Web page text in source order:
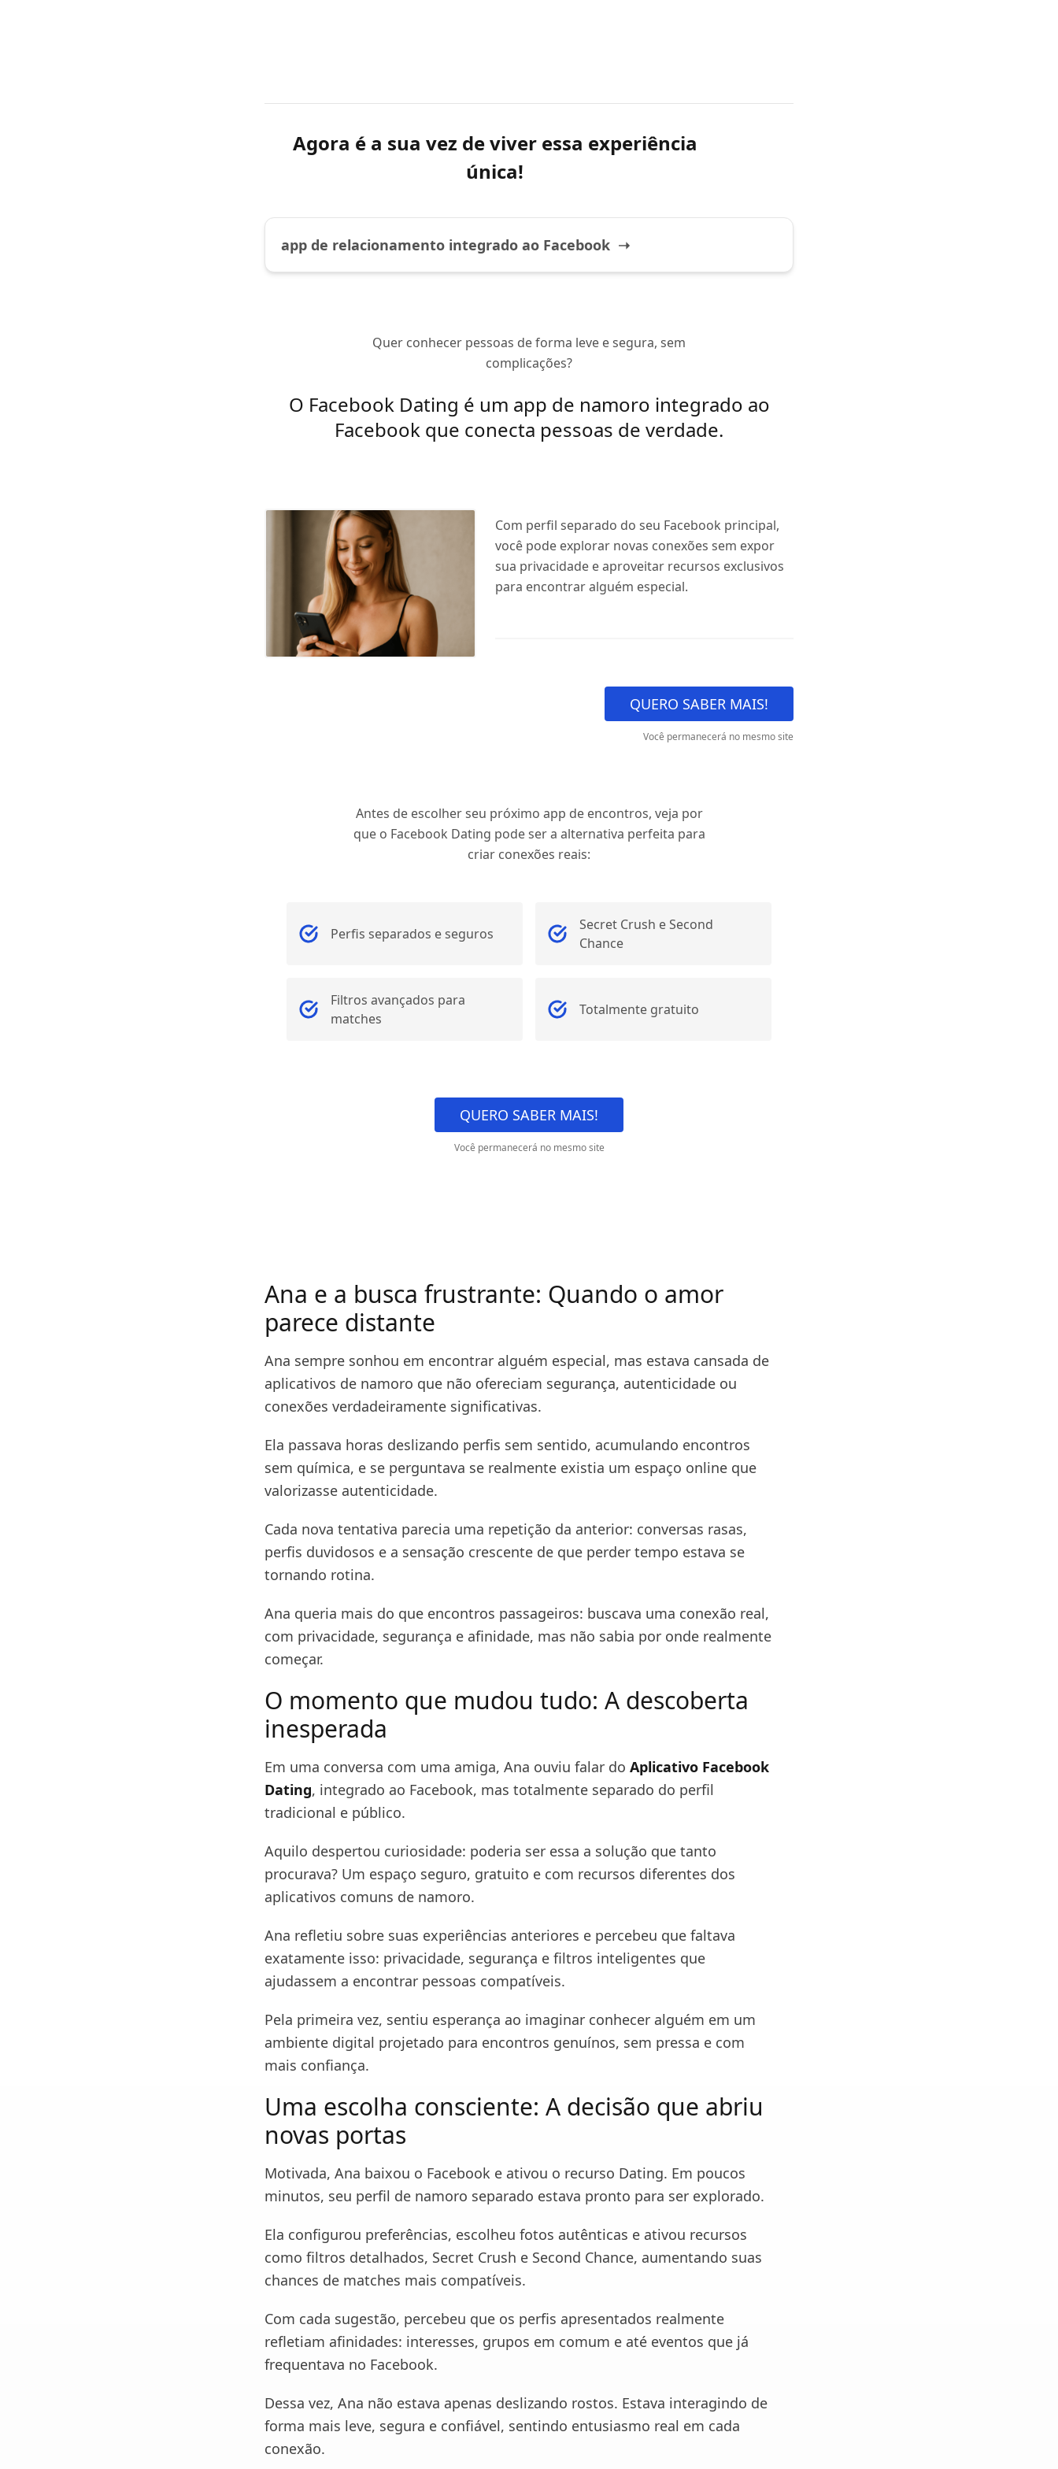
Agora é a sua vez de viver essa experiência
única!
app de relacionamento integrado ao Facebook ➝
Quer conhecer pessoas de forma leve e segura, sem
complicações?
O Facebook Dating é um app de namoro integrado ao
Facebook que conecta pessoas de verdade.
Com perfil separado do seu Facebook principal,
você pode explorar novas conexões sem expor
sua privacidade e aproveitar recursos exclusivos
para encontrar alguém especial.
QUERO SABER MAIS!
Você permanecerá no mesmo site
Antes de escolher seu próximo app de encontros, veja por
que o Facebook Dating pode ser a alternativa perfeita para
criar conexões reais:
Perfis separados e seguros
Secret Crush e Second
Chance
Filtros avançados para
matches
Totalmente gratuito
QUERO SABER MAIS!
Você permanecerá no mesmo site
Ana e a busca frustrante: Quando o amor
parece distante
Ana sempre sonhou em encontrar alguém especial, mas estava cansada de
aplicativos de namoro que não ofereciam segurança, autenticidade ou
conexões verdadeiramente significativas.
Ela passava horas deslizando perfis sem sentido, acumulando encontros
sem química, e se perguntava se realmente existia um espaço online que
valorizasse autenticidade.
Cada nova tentativa parecia uma repetição da anterior: conversas rasas,
perfis duvidosos e a sensação crescente de que perder tempo estava se
tornando rotina.
Ana queria mais do que encontros passageiros: buscava uma conexão real,
com privacidade, segurança e afinidade, mas não sabia por onde realmente
começar.
O momento que mudou tudo: A descoberta
inesperada
Em uma conversa com uma amiga, Ana ouviu falar do Aplicativo Facebook
Dating, integrado ao Facebook, mas totalmente separado do perfil
tradicional e público.
Aquilo despertou curiosidade: poderia ser essa a solução que tanto
procurava? Um espaço seguro, gratuito e com recursos diferentes dos
aplicativos comuns de namoro.
Ana refletiu sobre suas experiências anteriores e percebeu que faltava
exatamente isso: privacidade, segurança e filtros inteligentes que
ajudassem a encontrar pessoas compatíveis.
Pela primeira vez, sentiu esperança ao imaginar conhecer alguém em um
ambiente digital projetado para encontros genuínos, sem pressa e com
mais confiança.
Uma escolha consciente: A decisão que abriu
novas portas
Motivada, Ana baixou o Facebook e ativou o recurso Dating. Em poucos
minutos, seu perfil de namoro separado estava pronto para ser explorado.
Ela configurou preferências, escolheu fotos autênticas e ativou recursos
como filtros detalhados, Secret Crush e Second Chance, aumentando suas
chances de matches mais compatíveis.
Com cada sugestão, percebeu que os perfis apresentados realmente
refletiam afinidades: interesses, grupos em comum e até eventos que já
frequentava no Facebook.
Dessa vez, Ana não estava apenas deslizando rostos. Estava interagindo de
forma mais leve, segura e confiável, sentindo entusiasmo real em cada
conexão.